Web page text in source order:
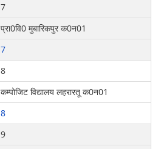
7
प्रा0वि0 मुबारिकपुर क0न01
7
8
कम्पोजिट विद्यालय लहरारतू क0न01
8
9